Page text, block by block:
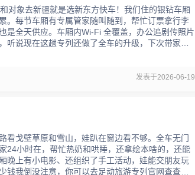
对象去新疆就是选新东方快车！我们住的银钻车厢
。每节车厢有专属管家随叫随到，帮忙订票拿行李
是全天供应。车厢内Wi-Fi 全覆盖，办公追剧传照片
说现在这趟专列还做了全车的升级，下次带家里
发表于2026-06-19
看戈壁草原和雪山，娃趴在窗边看不够。全车无门
24小时在，帮忙热奶和哄睡，还拿绘本啥的，还能
晚上有小电影、还组织了手工活动，娃能交朋友玩
我倒没注意，你可以去足动旅游专列官网查查具